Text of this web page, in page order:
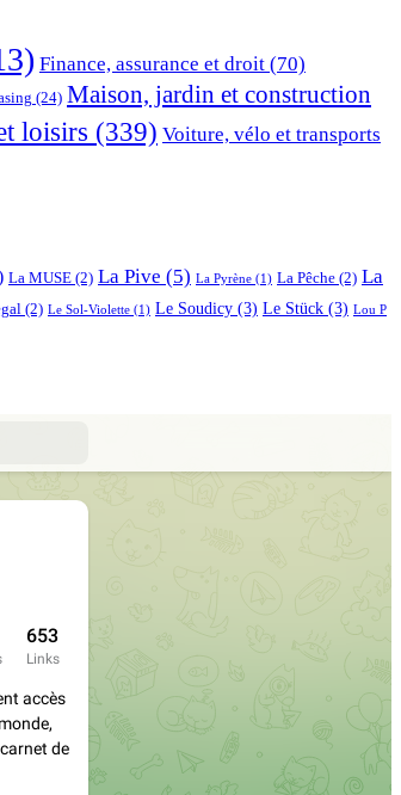
Finance, assurance et droit (70)
(24) Maison, jardin et construction
loisirs (339) Voiture, vélo et transports
La MUSE (2) La Pive (5) La Pyrène (1) La Pêche (2) La
(2) Le Sol-Violette (1) Le Soudicy (3) Le Stück (3) Lou P